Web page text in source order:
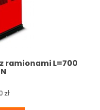
z ramionami L=700
zł